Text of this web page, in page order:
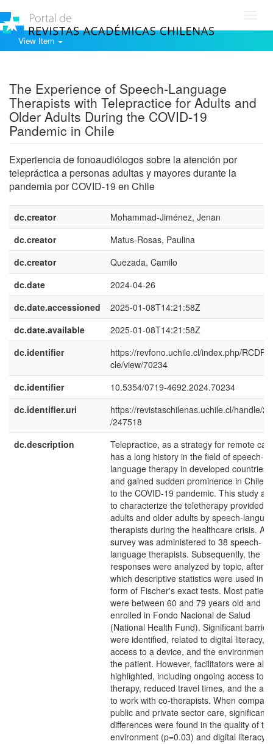
View Item
The Experience of Speech-Language
Therapists with Telepractice for Adults and
Older Adults During the COVID-19
Pandemic in Chile
Experiencia de fonoaudiólogos sobre la atención por
telepráctica a personas adultas y mayores durante la
pandemia por COVID-19 en Chile
dc.creator
Mohammad-Jiménez, Jenan
dc.creator
Matus-Rosas, Paulina
dc.creator
Quezada, Camilo
dc.date
2024-04-26
dc.date.accessioned
2025-01-08T14:21:58Z
dc.date.available
2025-01-08T14:21:58Z
dc.identifier
https://revfono.uchile.cl/index.php/RCDF/
cle/view/70234
dc.identifier
10.5354/0719-4692.2024.70234
dc.identifier.uri
https://revistaschilenas.uchile.cl/handle/
/247518
dc.description
Telepractice, as a strategy for remote
has a long history in the field of speech-
language therapy in developed countries,
and gained sudden prominence in Chile
to the COVID-19 pandemic. This study
to characterize the teletherapy provided to
adults and older adults by speech-
therapists during the healthcare crisis. A
survey was administered to 38 speech-
language therapists. Subsequently, the
responses were analyzed by topic, after
which descriptive statistics were used in
form of Fischer's exact tests. Most
were between 60 and 79 years old and
enrolled in Fondo Nacional de Salud
(National Health Fund). Significant
were identified, related to digital literacy,
access to a device, and the environment
the patient. However, facilitators were also
highlighted, including ongoing access to
therapy, reduced travel times, and the
to work with co-therapists. When
public and private sector care, significant
differences were found in the quality of the
environment (p=0.03) and digital literacy